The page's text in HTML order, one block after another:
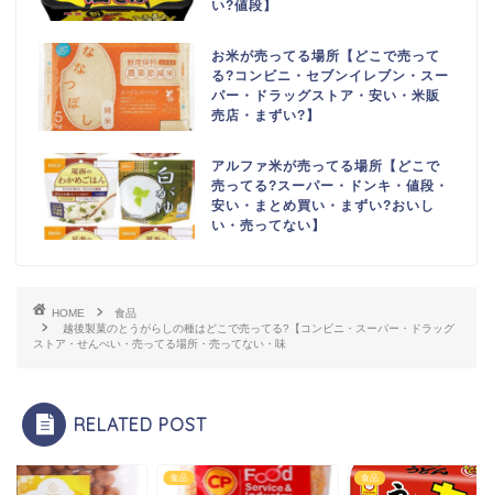
い?値段】
お米が売ってる場所【どこで売って
る?コンビニ・セブンイレブン・スー
パー・ドラッグストア・安い・米販
売店・まずい?】
アルファ米が売ってる場所【どこで
売ってる?スーパー・ドンキ・値段・
安い・まとめ買い・まずい?おいし
い・売ってない】
HOME
食品
越後製菓のとうがらしの種はどこで売ってる?【コンビニ・スーパー・ドラッグ
ストア・せんべい・売ってる場所・売ってない・味
RELATED POST
食品 食品